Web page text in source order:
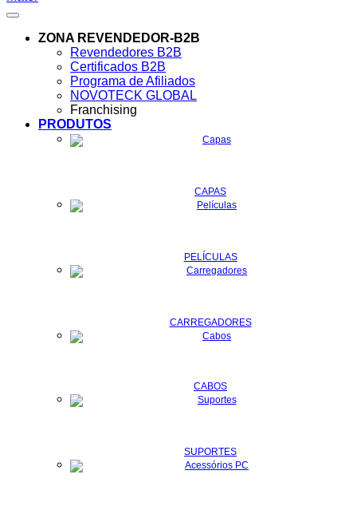
ZONA REVENDEDOR-B2B
Revendedores B2B
Certificados B2B
Programa de Afiliados
NOVOTECK GLOBAL
Franchising
PRODUTOS
CAPAS
PELÍCULAS
CARREGADORES
CABOS
SUPORTES